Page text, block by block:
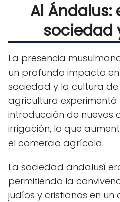
Al Ándalus:
sociedad
La presencia
un profundo impacto
sociedad y la cultura de
agricultura
introducción de nuevos
irrigación, lo que
el comercio agrícola.
La sociedad andalusí
permitiendo la
judíos y cristianos en un